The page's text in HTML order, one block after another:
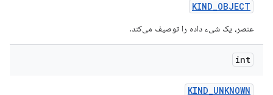
KIND_OBJECT
عنصر، یک شیء داده را توصیف می‌کند.
int
KIND_UNKNOWN